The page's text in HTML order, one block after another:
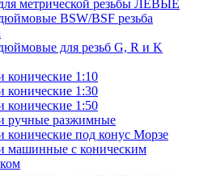
метрической резьбы ЛЕВЫЕ
BSW/BSF резьба
для резьб G, R и K
конические 1:10
конические 1:30
конические 1:50
ручные разжимные
конические под конус Морзе
машинные с коническим